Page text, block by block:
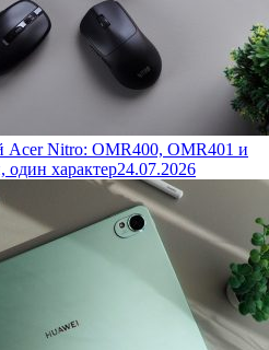
Nitro: OMR400, OMR401 и
характер24.07.2026